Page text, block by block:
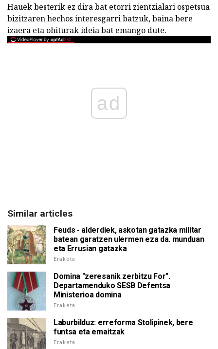
Hauek besterik ez dira bat etorri zientzialari ospetsua
bizitzaren hechos interesgarri batzuk, baina bere
izaera eta ohiturak ideia bat emango dute.
ad
Similar articles
Feuds - alderdiek, askotan gatazka militar
batean garatzen ulermen eza da. munduan
eta Errusian gatazka
Eraketa
Domina "zeresanik zerbitzu For".
Departamenduko SESB Defentsa
Ministerioa domina
Eraketa
Laburbilduz: erreforma Stolipinek, bere
funtsa eta emaitzak
Eraketa